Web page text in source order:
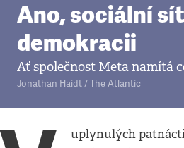
Ano, sociální
demokracii
Ať společnost Meta namítá
Jonathan Haidt / The Atlantic
uplynulých